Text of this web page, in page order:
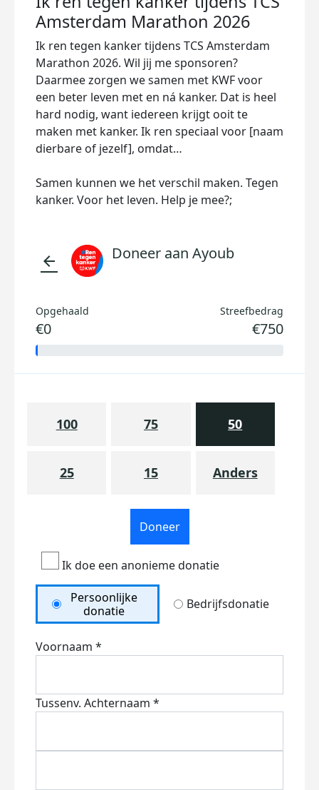
Amsterdam Marathon 2026
Ik ren tegen kanker tijdens TCS Amsterdam
Marathon 2026. Wil jij me sponsoren?
Daarmee zorgen we samen met KWF voor
een beter leven met en ná kanker. Dat is heel
hard nodig, want iedereen krijgt ooit te
maken met kanker. Ik ren speciaal voor [naam
dierbare of jezelf], omdat…
Samen kunnen we het verschil maken. Tegen
kanker. Voor het leven. Help je mee?;
arrow_back Doneer aan Ayoub
Opgehaald
€0
Streefbedrag
€750
100 75 50
25 15 Anders
Doneer
Ik doe een anonieme donatie
Persoonlijke
donatie
Bedrijfsdonatie
Voornaam *
Tussenv. Achternaam *